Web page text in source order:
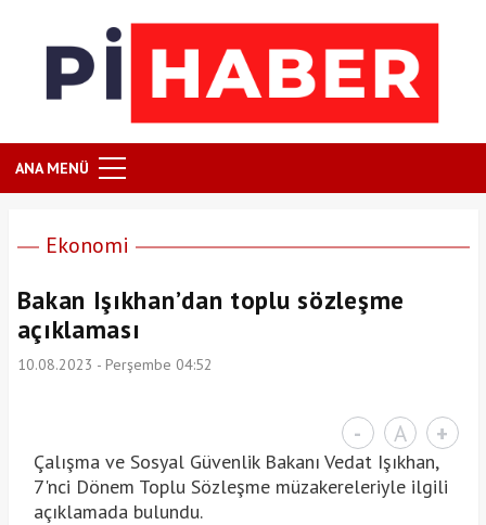
ANA MENÜ
Ekonomi
Bakan Işıkhan’dan toplu sözleşme
açıklaması
10.08.2023 - Perşembe 04:52
- A +
Çalışma ve Sosyal Güvenlik Bakanı Vedat Işıkhan,
7'nci Dönem Toplu Sözleşme müzakereleriyle ilgili
açıklamada bulundu.